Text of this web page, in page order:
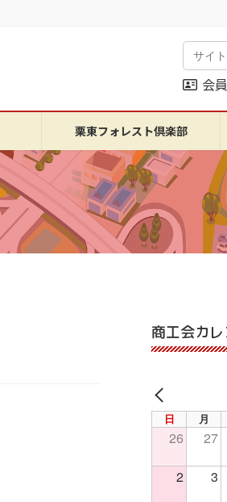
会
栗東フォレスト倶楽部
商工会カ
PREV
日 月
26 27
2 3